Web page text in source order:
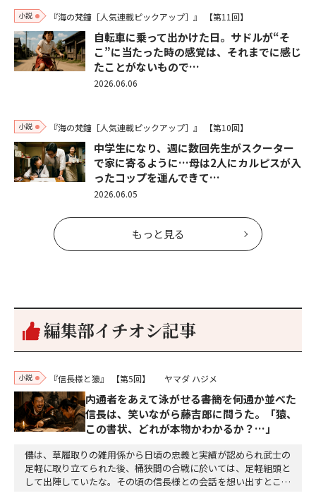
小説 『海の梵鐘［人気連載ピックアップ］』 【第11回】
自転車に乗って出かけた日。サドルが“そ
こ”に当たった時の感覚は、それまでに感じ
たことがないもので…
2026.06.06
小説 『海の梵鐘［人気連載ピックアップ］』 【第10回】
中学生になり、週に数回先生がスクーター
で家に寄るように…母は2人にカルピスが入
ったコップを運んできて…
2026.06.05
もっと見る
編集部イチオシ記事
小説 『信長様と猿』 【第5回】 ヤマダ ハジメ
内通者をあえて泳がせる――書簡を何通か並べた
信長は、笑いながら藤吉郎に問うた。「猿、
この書状、どれが本物かわかるか？…」
儂は、草履取りの雑用係から日頃の忠義と実績が認められ武士の
足軽に取り立てられた後、桶狭間の合戦に於いては、足軽組頭と
して出陣していたな。その頃の信長様との会話を想い出すとこん